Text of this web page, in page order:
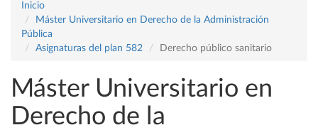
Inicio
Máster Universitario en Derecho de la Administración
Pública
Asignaturas del plan 582
Derecho público sanitario
Máster Universitario en
Derecho de la